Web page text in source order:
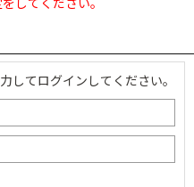
してログインしてください。